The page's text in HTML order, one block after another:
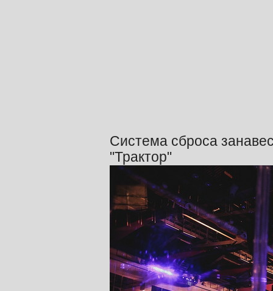
Система сброса
"Трактор"